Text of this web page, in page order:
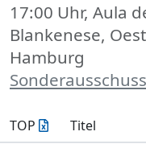
17:00 Uhr, Aula
Blankenese,
Hamburg
TOP Titel